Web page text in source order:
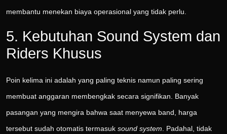
membantu menekan biaya operasional yang tidak perlu.
5. Kebutuhan Sound System dan
Riders Khusus
Poin kelima ini adalah yang paling teknis namun paling sering
membuat anggaran membengkak secara signifikan. Banyak
pasangan yang mengira bahwa saat menyewa band, harga
tersebut sudah otomatis termasuk sound system . Padahal, tidak